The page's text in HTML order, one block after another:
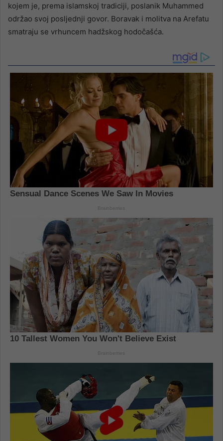
kojem je, prema islamskoj tradiciji, poslanik Muhammed
održao svoj posljednji govor. Boravak i molitva na Arefatu
smatraju se vrhuncem hadžskog hodočašća.